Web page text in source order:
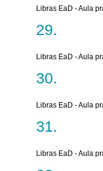
Libras EaD - Aula
Libras EaD - Aula
Libras EaD - Aula
Libras EaD - Aula